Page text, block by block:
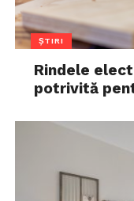
ȘTIRI
Rindele
potrivită